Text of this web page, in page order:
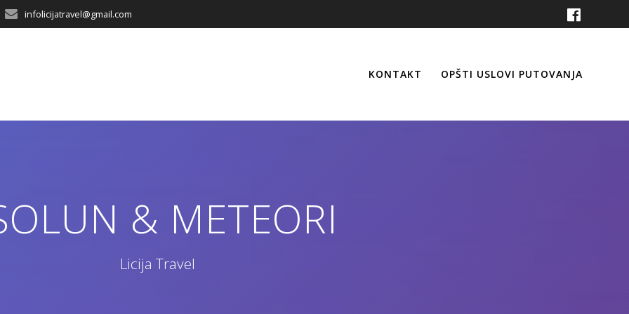
infolicijatravel@gmail.com
KONTAKT OPŠTI USLOVI PUTOVANJA
& METEORI
Licija Travel